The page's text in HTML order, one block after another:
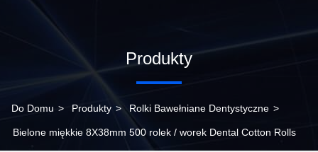
Produkty
Do Domu > Produkty > Rolki Bawełniane Dentystyczne >
Bielone miękkie 8X38mm 500 rolek / worek Dental Cotton Rolls